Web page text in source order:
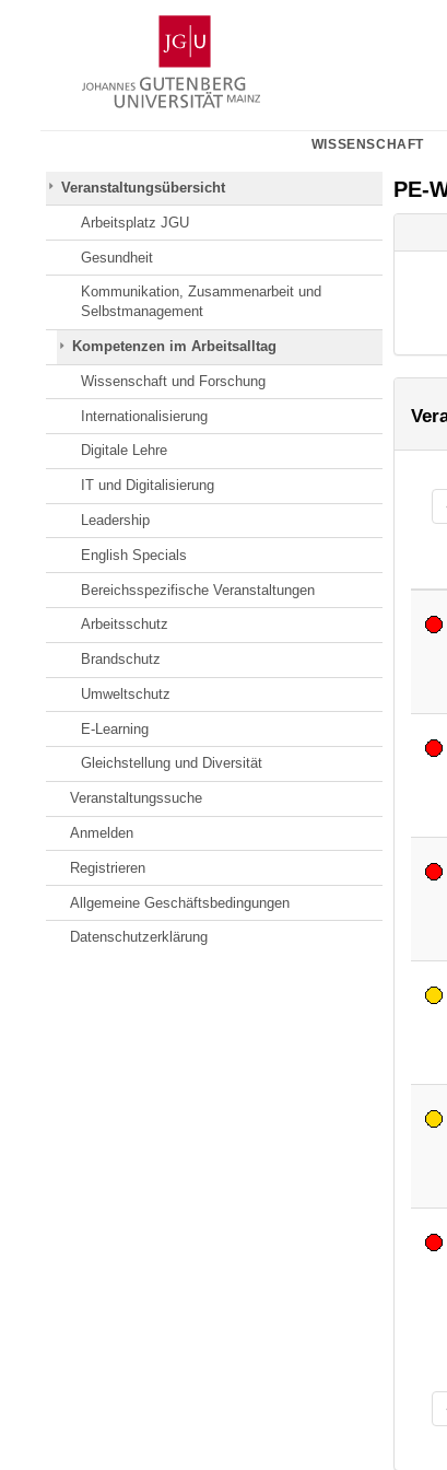
Gutenberg-
Universität
Mainz
WISSENSCHAFT
Veranstaltungsübersicht
Arbeitsplatz JGU
Gesundheit
Kommunikation, Zusammenarbeit und
Selbstmanagement
Kompetenzen im Arbeitsalltag
Wissenschaft und Forschung
Internationalisierung
Digitale Lehre
IT und Digitalisierung
Leadership
English Specials
Bereichsspezifische Veranstaltungen
Arbeitsschutz
Brandschutz
Umweltschutz
E-Learning
Gleichstellung und Diversität
Veranstaltungssuche
Anmelden
Registrieren
Allgemeine Geschäftsbedingungen
Datenschutzerklärung
PE-